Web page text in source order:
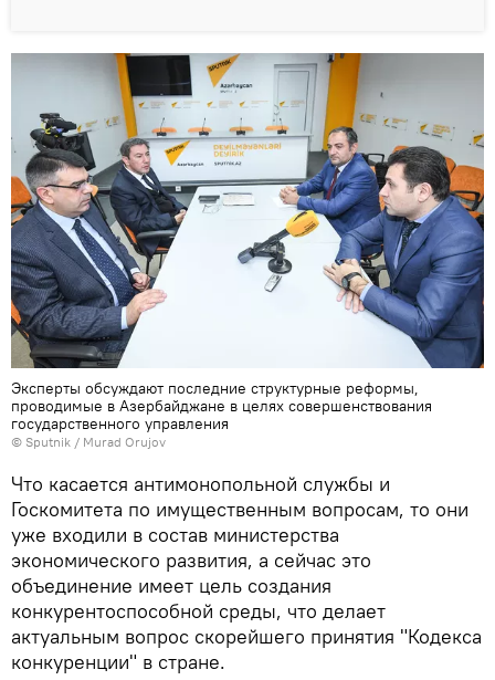
Эксперты обсуждают последние структурные реформы,
проводимые в Азербайджане в целях совершенствования
государственного управления
© Sputnik / Murad Orujov
Что касается антимонопольной службы и
Госкомитета по имущественным вопросам, то они
уже входили в состав министерства
экономического развития, а сейчас это
объединение имеет цель создания
конкурентоспособной среды, что делает
актуальным вопрос скорейшего принятия "Кодекса
конкуренции" в стране.